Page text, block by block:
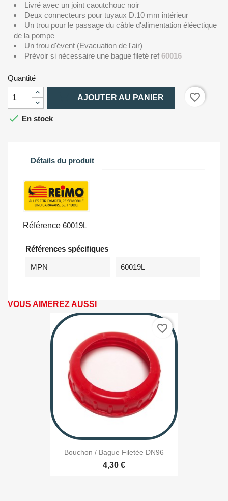
Livré avec un joint caoutchouc noir
Deux connecteurs pour tuyaux D.10 mm intérieur
Un trou pour le passage du câble d'alimentation éléectique
de la pompe
Un trou d'évent (Evacuation de l'air)
Prévoir si nécessaire une bague fileté ref 60016
Quantité
AJOUTER AU PANIER
favorite_border
 En stock
Détails du produit
Référence 60019L
Références spécifiques
MPN 60019L
VOUS AIMEREZ AUSSI
Bouchon / Bague Filetée DN96
4,30 €
favorite_border